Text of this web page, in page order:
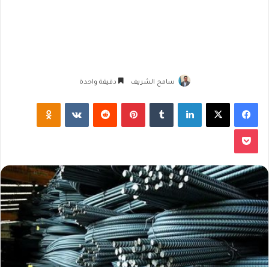
سامح الشريف دقيقة واحدة
فيسبوك لينكدإن بينتيريست